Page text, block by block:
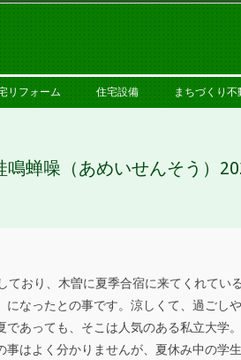
PRIMARY
NAVIGATION
MENU
リフォーム 住宅設備 まちづくり不
鳴蝉噪（あめいせんそう）
おり、木曽に夏季合宿に来てくれて
なったとの事です。涼しくて、過ごし
あっても、そこは人気のある私立大
はよく分かりませんが、夏休み中の